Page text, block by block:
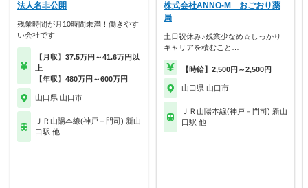
法人名非公開
残業時間が月10時間未満！働きやす
い会社です
【月収】37.5万円～41.6万円以
上
【年収】480万円～600万円
山口県 山口市
ＪＲ山陽本線(神戸－門司) 新山
口駅 他
株式会社ANNO-M おごおり薬
局
土日祝休み♪残業少なめ☆しっかり
キャリアを積むこと…
【時給】2,500円～2,500円
山口県 山口市
ＪＲ山陽本線(神戸－門司) 新山
口駅 他